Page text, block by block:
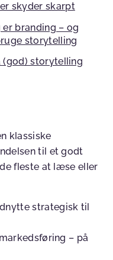
skyder skarpt
er branding – og
storytelling
(god) storytelling
klassiske
til et godt
fleste at læse eller
strategisk til
– på